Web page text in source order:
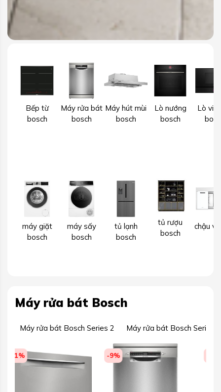
Bếp từ
bosch
Máy rửa bát
bosch
Máy hút mùi
bosch
Lò nướng
bosch
Lò vi
máy giặt
bosch
máy sấy
bosch
tủ lạnh
bosch
tủ rượu
bosch
chậu
Máy rửa bát Bosch
Máy rửa bát Bosch Series 2 Máy rửa bát Bosch Series 4
-9% -4%